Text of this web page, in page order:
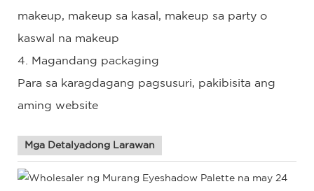
makeup, makeup sa kasal, makeup sa party o
kaswal na makeup
4. Magandang packaging
Para sa karagdagang pagsusuri, pakibisita ang
aming website
Mga Detalyadong Larawan